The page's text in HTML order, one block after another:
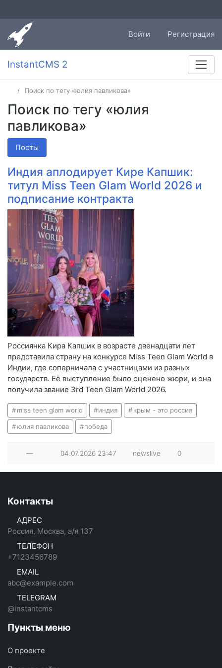
Войти Регистрация
InstantCMS 2
Поиск по тегу «юлия павликова»
Поиск по тегу «юлия
павликова»
Посты
Индия аплодирует Кире Капшик:
титул Miss Teen Glam World 2026 и
подписание контракта
Россиянка Кира Капшик в возрасте двенадцати лет
представила страну на конкурсе Miss Teen Glam World в
Индии, где соперничала с участницами из разных
государств. Её выступление было оценено жюри, и она
получила звание 3rd Teen Glam World 2026.
miss teen glam world индия крым - это россия
юлия павликова победа
— 04.07.2026 23:47 newslive 0
Контакты
АДРЕС
Россия, Москва, а/я 137
ТЕЛЕФОН
+7123456789
EMAIL
abc@example.com
TELEGRAM
@instantcms
Пункты меню
О проекте